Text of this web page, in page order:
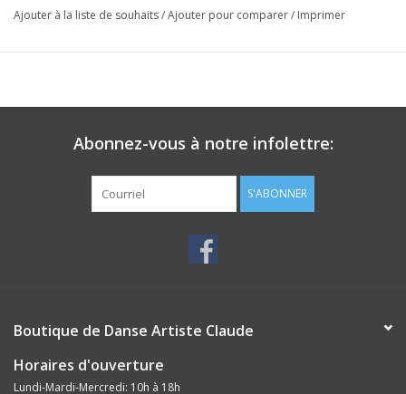
Ajouter à la liste de souhaits/Ajouter pour comparer/ Imprimer
Abonnez-vous à notre infolettre:
S'ABONNER
Boutique de Danse Artiste Claude
Horaires d'ouverture
Lundi-Mardi-Mercredi: 10h à 18h